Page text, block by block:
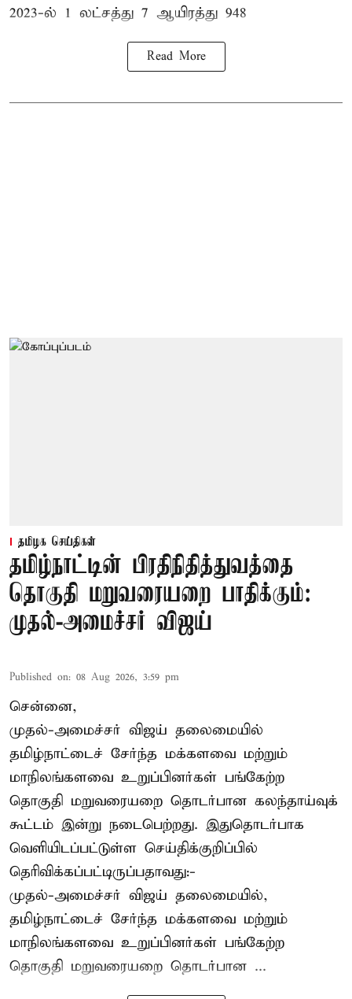
2023-ல் 1 லட்சத்து 7 ஆயிரத்து 948
Read More
தமிழக செய்திகள்
தமிழ்நாட்டின் பிரதிநிதித்துவத்தை
தொகுதி மறுவரையறை பாதிக்கும்:
முதல்-அமைச்சர் விஜய்
Published on: 08 Aug 2026, 3:59 pm
சென்னை,
முதல்-அமைச்சர் விஜய் தலைமையில்
தமிழ்நாட்டைச் சேர்ந்த மக்களவை மற்றும்
மாநிலங்களவை உறுப்பினர்கள் பங்கேற்ற
தொகுதி மறுவரையறை தொடர்பான கலந்தாய்வுக்
கூட்டம் இன்று நடைபெற்றது. இதுதொடர்பாக
வெளியிடப்பட்டுள்ள செய்திக்குறிப்பில்
தெரிவிக்கப்பட்டிருப்பதாவது:-
முதல்-அமைச்சர் விஜய் தலைமையில்,
தமிழ்நாட்டைச் சேர்ந்த மக்களவை மற்றும்
மாநிலங்களவை உறுப்பினர்கள் பங்கேற்ற
தொகுதி மறுவரையறை தொடர்பான ...